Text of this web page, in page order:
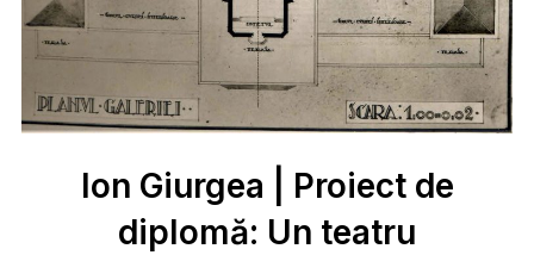
Ion Giurgea | Proiect de
diplomă: Un teatru